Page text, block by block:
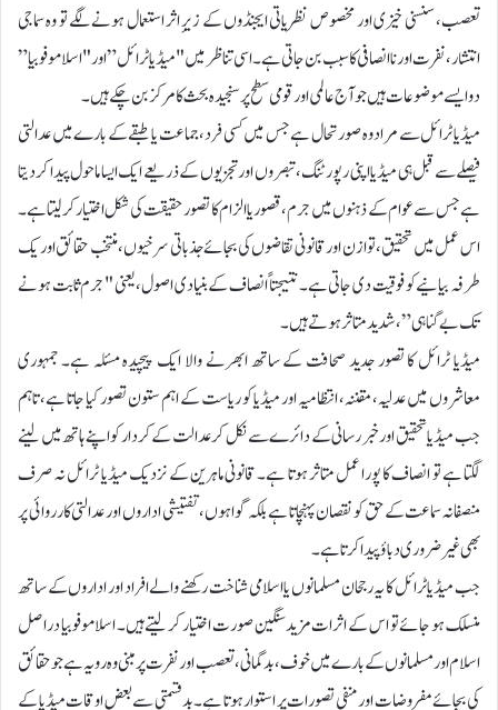
تعصب، سنسنی خیزی اور مخصوص نظریاتی ایجنڈوں کے زیرِ اثر استعمال ہونے لگے تو وہ سماجی
انتشار، نفرت اور ناانصافی کا سبب بن جاتی ہے۔ اسی تناظر میں "میڈیا ٹرائل” اور "اسلاموفوبیا”
دو ایسے موضوعات ہیں جو آج عالمی اور قومی سطح پر سنجیدہ بحث کا مرکز بن چکے ہیں۔
میڈیا ٹرائل سے مراد وہ صورتحال ہے جس میں کسی فرد، جماعت یا طبقے کے بارے میں عدالتی
فیصلے سے قبل ہی میڈیا اپنی رپورٹنگ، تبصروں اور تجزیوں کے ذریعے ایک ایسا ماحول پیدا کر دیتا
ہے جس سے عوام کے ذہنوں میں جرم، قصور یا الزام کا تصور حقیقت کی شکل اختیار کر لیتا ہے۔
اس عمل میں تحقیق، توازن اور قانونی تقاضوں کی بجائے جذباتی سرخیوں، منتخب حقائق اور یک
طرفہ بیانیے کو فوقیت دی جاتی ہے۔ نتیجتاً انصاف کے بنیادی اصول، یعنی "جرم ثابت ہونے
تک بے گناہی”، شدید متاثر ہوتے ہیں۔
میڈیا ٹرائل کا تصور جدید صحافت کے ساتھ ابھرنے والا ایک پیچیدہ مسئلہ ہے۔ جمہوری
معاشروں میں عدلیہ، مقننہ، انتظامیہ اور میڈیا کو ریاست کے اہم ستون تصور کیا جاتا ہے، تاہم
جب میڈیا تحقیق اور خبر رسانی کے دائرے سے نکل کر عدالت کے کردار کو اپنے ہاتھ میں لینے
لگتا ہے تو انصاف کا پورا عمل متاثر ہوتا ہے۔ قانونی ماہرین کے نزدیک میڈیا ٹرائل نہ صرف
منصفانہ سماعت کے حق کو نقصان پہنچاتا ہے بلکہ گواہوں، تفتیشی اداروں اور عدالتی کارروائی پر
بھی غیر ضروری دباؤ پیدا کرتا ہے۔
جب میڈیا ٹرائل کا یہ رجحان مسلمانوں یا اسلامی شناخت رکھنے والے افراد اور اداروں کے ساتھ
منسلک ہو جائے تو اس کے اثرات مزید سنگین صورت اختیار کر لیتے ہیں۔ اسلاموفوبیا دراصل
اسلام اور مسلمانوں کے بارے میں خوف، بدگمانی، تعصب اور نفرت پر مبنی وہ رویہ ہے جو حقائق
کی بجائے مفروضات اور منفی تصورات پر استوار ہوتا ہے۔ بدقسمتی سے بعض اوقات میڈیا کے